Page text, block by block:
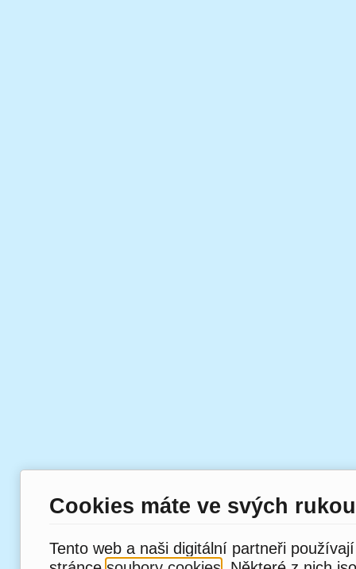
Cookies máte ve svých rukou
Tento web a naši digitální partneři